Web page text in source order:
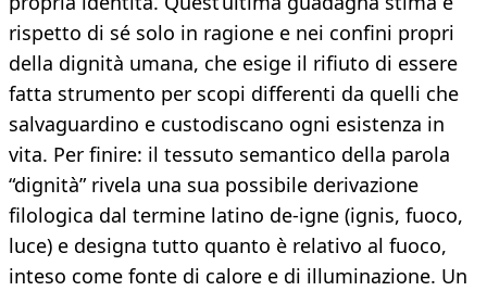
rispetto di sé solo in ragione e nei confini propri
della dignità umana, che esige il rifiuto di essere
fatta strumento per scopi differenti da quelli che
salvaguardino e custodiscano ogni esistenza in
vita. Per finire: il tessuto semantico della parola
“dignità” rivela una sua possibile derivazione
filologica dal termine latino de-igne (ignis, fuoco,
luce) e designa tutto quanto è relativo al fuoco,
inteso come fonte di calore e di illuminazione. Un